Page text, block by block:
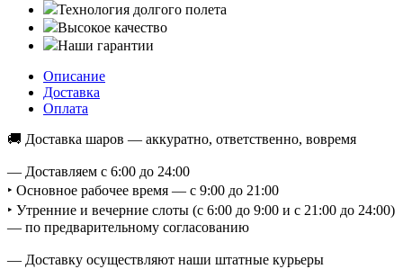
Технология долгого полета
Высокое качество
Наши гарантии
Описание
Доставка
Оплата
🚚 Доставка шаров — аккуратно, ответственно, вовремя
— Доставляем с 6:00 до 24:00
‣ Основное рабочее время — с 9:00 до 21:00
‣ Утренние и вечерние слоты (с 6:00 до 9:00 и с 21:00 до 24:00)
— по предварительному согласованию
— Доставку осуществляют наши штатные курьеры